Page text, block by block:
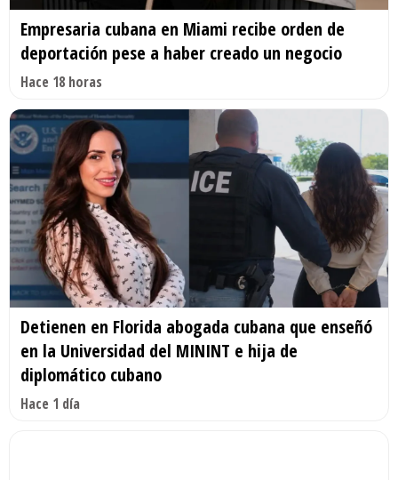
Empresaria cubana en Miami recibe orden de
deportación pese a haber creado un negocio
Hace 18 horas
Detienen en Florida abogada cubana que enseñó
en la Universidad del MININT e hija de
diplomático cubano
Hace 1 día